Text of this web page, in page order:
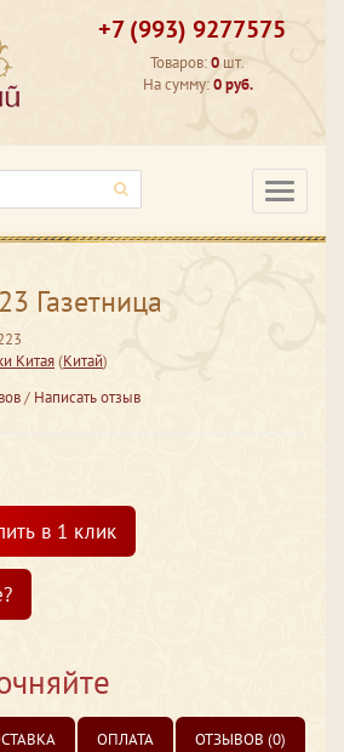
+7 (993) 9277575
Товаров:0 шт.
На сумму:0 руб.
Газетница
Китая(Китай)
/ Написать отзыв
в 1 клик
ОПЛАТА ОТЗЫВОВ (0)